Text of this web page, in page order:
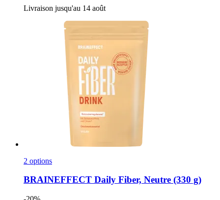
Livraison jusqu'au 14 août
2 options
BRAINEFFECT Daily Fiber, Neutre (330 g)